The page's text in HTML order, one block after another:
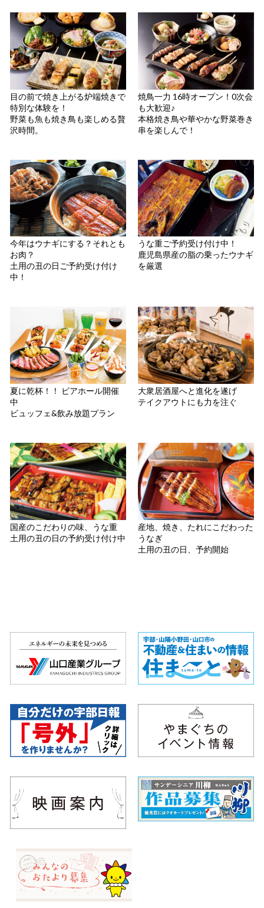
目の前で焼き上がる炉端焼きで
特別な体験を！
野菜も魚も焼き鳥も楽しめる贅
沢時間。
焼鳥一力 16時オープン！0次会
も大歓迎♪
本格焼き鳥や華やかな野菜巻き
串を楽しんで！
今年はウナギにする？それとも
お肉？
土用の丑の日ご予約受け付け
中！
うな重ご予約受け付け中！
鹿児島県産の脂の乗ったウナギ
を厳選
夏に乾杯！！ ビアホール開催
中
ビュッフェ&飲み放題プラン
大衆居酒屋へと進化を遂げ
テイクアウトにも力を注ぐ
国産のこだわりの味、うな重
土用の丑の日の予約受け付け中
産地、焼き、たれにこだわった
うなぎ
土用の丑の日、予約開始